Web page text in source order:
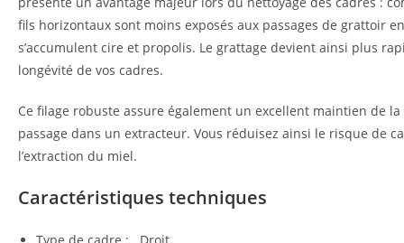
fils horizontaux sont moins exposés aux passages de grattoir
s’accumulent cire et propolis. Le grattage devient ainsi plus
longévité de vos cadres.
Ce filage robuste assure également un excellent maintien de
passage dans un extracteur. Vous réduisez ainsi le risque de
l’extraction du miel.
Caractéristiques techniques